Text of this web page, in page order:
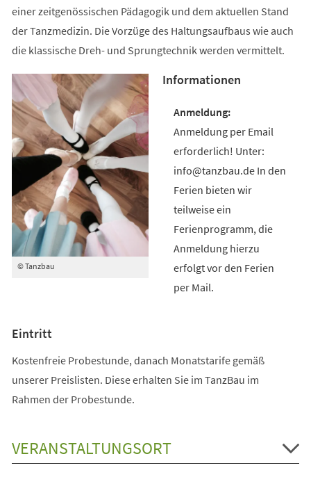
einer zeitgenössischen Pädagogik und dem aktuellen Stand
der Tanzmedizin. Die Vorzüge des Haltungsaufbaus wie auch
die klassische Dreh- und Sprungtechnik werden vermittelt.
© Tanzbau
Informationen
Anmeldung per Email
erforderlich! Unter:
info@tanzbau.de In den
Ferien bieten wir
teilweise ein
Ferienprogramm, die
Anmeldung hierzu
erfolgt vor den Ferien
per Mail.
Eintritt
Kostenfreie Probestunde, danach Monatstarife gemäß
unserer Preislisten. Diese erhalten Sie im TanzBau im
Rahmen der Probestunde.
VERANSTALTUNGSORT